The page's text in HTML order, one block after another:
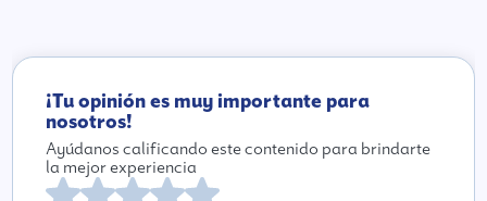
¡Tu opinión es muy importante para
nosotros!
Ayúdanos calificando este contenido para brindarte
la mejor experiencia